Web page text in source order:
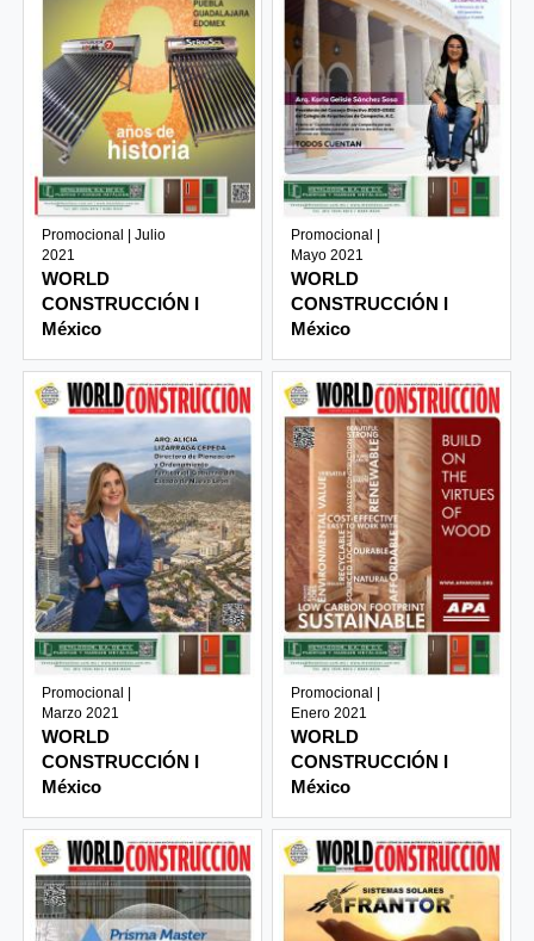
Promocional | Julio
2021
WORLD
CONSTRUCCIÓN I
México
Promocional |
Mayo 2021
WORLD
CONSTRUCCIÓN I
México
Promocional |
Marzo 2021
WORLD
CONSTRUCCIÓN I
México
Promocional |
Enero 2021
WORLD
CONSTRUCCIÓN I
México